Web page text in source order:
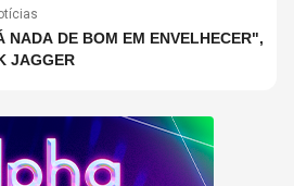
NADA DE BOM EM ENVELHECER",
JAGGER